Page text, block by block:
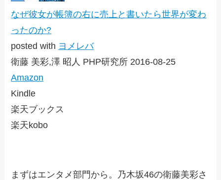
なぜ彼女が帳簿の右に売上と書いたら世界が変わ
ったのか?
posted with ヨメレバ
衛藤 美彩,澤 昭人 PHP研究所 2016-08-25
Amazon
Kindle
楽天ブックス
楽天kobo
まずはエンタメ部門から。乃木坂46の衛藤美彩さ